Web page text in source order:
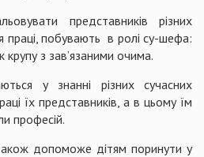
представників різних
праці, побувають в ролі су-шефа:
з зав’язаними очима.
у знанні різних сучасних
їх представників, а в цьому їм
професій.
допоможе дітям поринути у